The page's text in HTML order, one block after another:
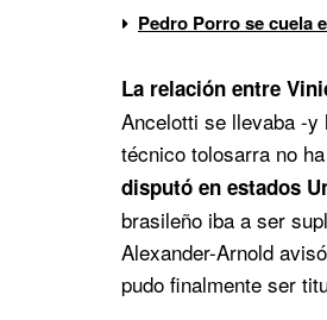
Pedro Porro se cuela
La relación entre
Ancelotti se llevaba -
técnico tolosarra no
disputó en estados
brasileño iba a ser
Alexander-Arnold
pudo finalmente ser